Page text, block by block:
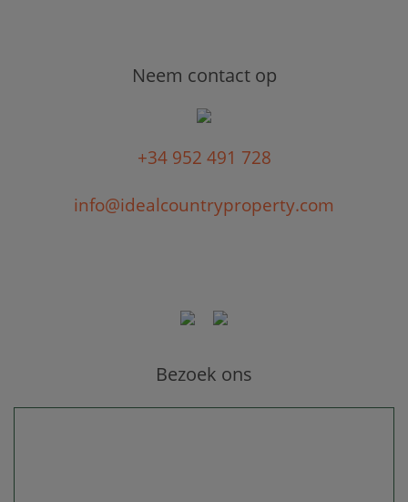
Neem contact op
+34 952 491 728
info@idealcountryproperty.com
Bezoek ons